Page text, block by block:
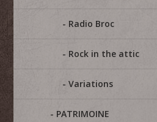
Radio Broc
Rock in the attic
Variations
PATRIMOINE